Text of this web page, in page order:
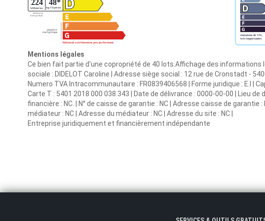
Mentions légales
Ce bien fait partie d'une copropriété de 40 lots.Affichage des informations
sociale : DIDELOT Caroline | Adresse siège social : 12 rue de Cronstadt -
Numero TVA Intracommunautaire : FR0839406568 | Forme juridique : E.I |
Carte T : 5401 2018 000 038 343 | Date de délivrance : 0000-00-00 | Lieu de
financière : NC. | N° de caisse de garantie : NC | Adresse caisse de garantie
médiateur : NC | Adresse du médiateur : NC | Adresse du site : NC |
Entreprise juridiquement et financièrement indépendante